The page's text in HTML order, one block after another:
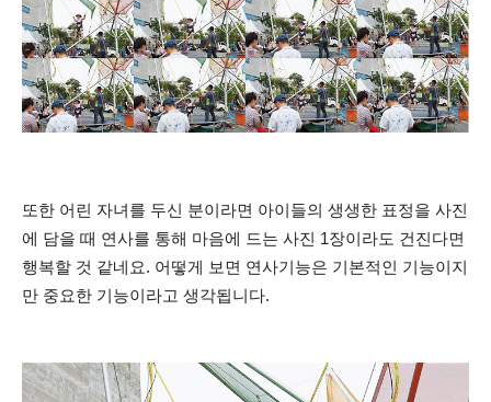
또한 어린 자녀를 두신 분이라면 아이들의 생생한 표정을 사진
에 담을 때 연사를 통해 마음에 드는 사진 1장이라도 건진다면
행복할 것 같네요. 어떻게 보면 연사기능은 기본적인 기능이지
만 중요한 기능이라고 생각됩니다.